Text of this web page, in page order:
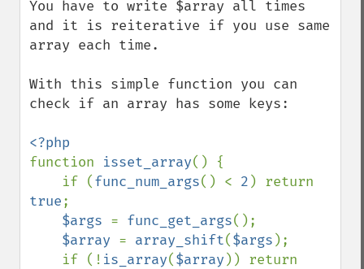
You have to write $array all times
and it is reiterative if you use same
array each time.
With this simple function you can
check if an array has some keys:
function isset_array() {
    if (
func_num_args() < 2
true;
$args = func_get_args();
$array = array_shift($args );
    if (!
is_array($array